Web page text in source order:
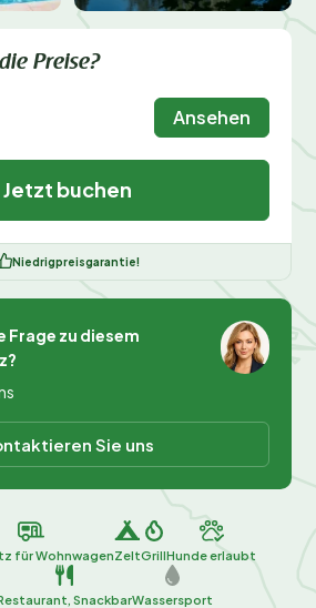
Preise?
Ansehen
Jetzt buchen
Niedrigpreisgarantie!
Frage zu diesem
Sie uns
für WohnwagenZeltGrillHunde erlaubt
SnackbarWassersport